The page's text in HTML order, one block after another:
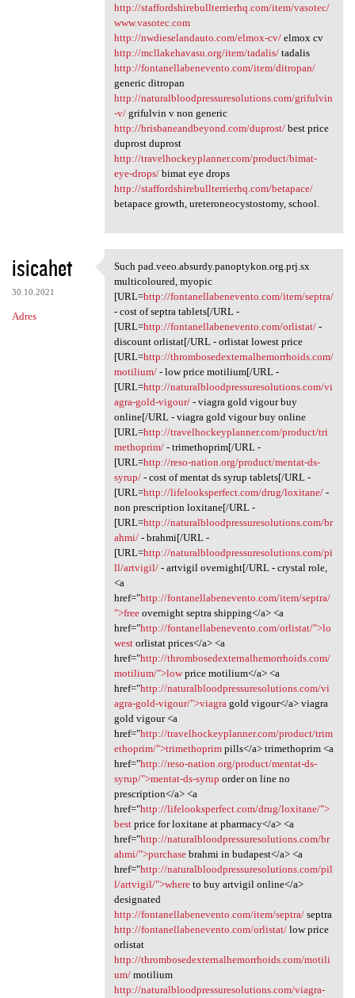
http://staffordshirebullterrierhq.com/item/vasotec/
www.vasotec.com
http://nwdieselandauto.com/elmox-cv/elmox cv
http://mcllakehavasu.org/item/tadalis/tadalis
http://fontanellabenevento.com/item/ditropan/
generic ditropan
http://naturalbloodpressuresolutions.com/grifulvin
-v/grifulvin v non generic
http://brisbaneandbeyond.com/duprost/best price
duprost duprost
http://travelhockeyplanner.com/product/bimat-
eye-drops/bimat eye drops
http://staffordshirebullterrierhq.com/betapace/
betapace growth, ureteroneocystostomy, school.
isicahet
30.10.2021
Adres
Such pad.veeo.absurdy
Such pad.veeo.absurdy.panoptykon.org.prj.sx
multicoloured, myopic
[URL=http://fontanellabenevento.com/item/septra/
- cost of septra tablets[/URL -
[URL=http://fontanellabenevento.com/orlistat/-
discount orlistat[/URL - orlistat lowest price
[URL=http://thrombosedexternalhemorrhoids.com/
motilium/- low price motilium[/URL -
[URL=http://naturalbloodpressuresolutions.com/vi
agra-gold-vigour/- viagra gold vigour buy
online[/URL - viagra gold vigour buy online
[URL=http://travelhockeyplanner.com/product/tri
methoprim/- trimethoprim[/URL -
[URL=http://reso-nation.org/product/mentat-ds-
syrup/- cost of mentat ds syrup tablets[/URL -
[URL=http://lifelooksperfect.com/drug/loxitane/-
non prescription loxitane[/URL -
[URL=http://naturalbloodpressuresolutions.com/br
ahmi/- brahmi[/URL -
[URL=http://naturalbloodpressuresolutions.com/pi
ll/artvigil/- artvigil overnight[/URL - crystal role,
<a
href="http://fontanellabenevento.com/item/septra/
">freeovernight septra shipping</a> <a
href="http://fontanellabenevento.com/orlistat/">lo
westorlistat prices</a> <a
href="http://thrombosedexternalhemorrhoids.com/
motilium/">lowprice motilium</a> <a
href="http://naturalbloodpressuresolutions.com/vi
agra-gold-vigour/">viagra gold vigour</a> viagra
gold vigour <a
href="http://travelhockeyplanner.com/product/trim
ethoprim/">trimethoprimpills</a> trimethoprim <a
href="http://reso-nation.org/product/mentat-ds-
syrup/">mentat-ds-syrup order on line no
prescription</a> <a
href="http://lifelooksperfect.com/drug/loxitane/">
bestprice for loxitane at pharmacy</a> <a
href="http://naturalbloodpressuresolutions.com/br
ahmi/">purchasebrahmi in budapest</a> <a
href="http://naturalbloodpressuresolutions.com/pil
l/artvigil/">whereto buy artvigil online</a>
designated
http://fontanellabenevento.com/item/septra/septra
http://fontanellabenevento.com/orlistat/low price
orlistat
http://thrombosedexternalhemorrhoids.com/motili
um/motilium
http://naturalbloodpressuresolutions.com/viagra-